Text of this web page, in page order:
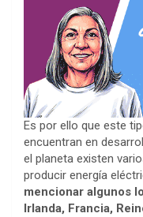
Es por ello que este
encuentran en
el planeta existen
producir energía
mencionar algunos
Irlanda, Francia,